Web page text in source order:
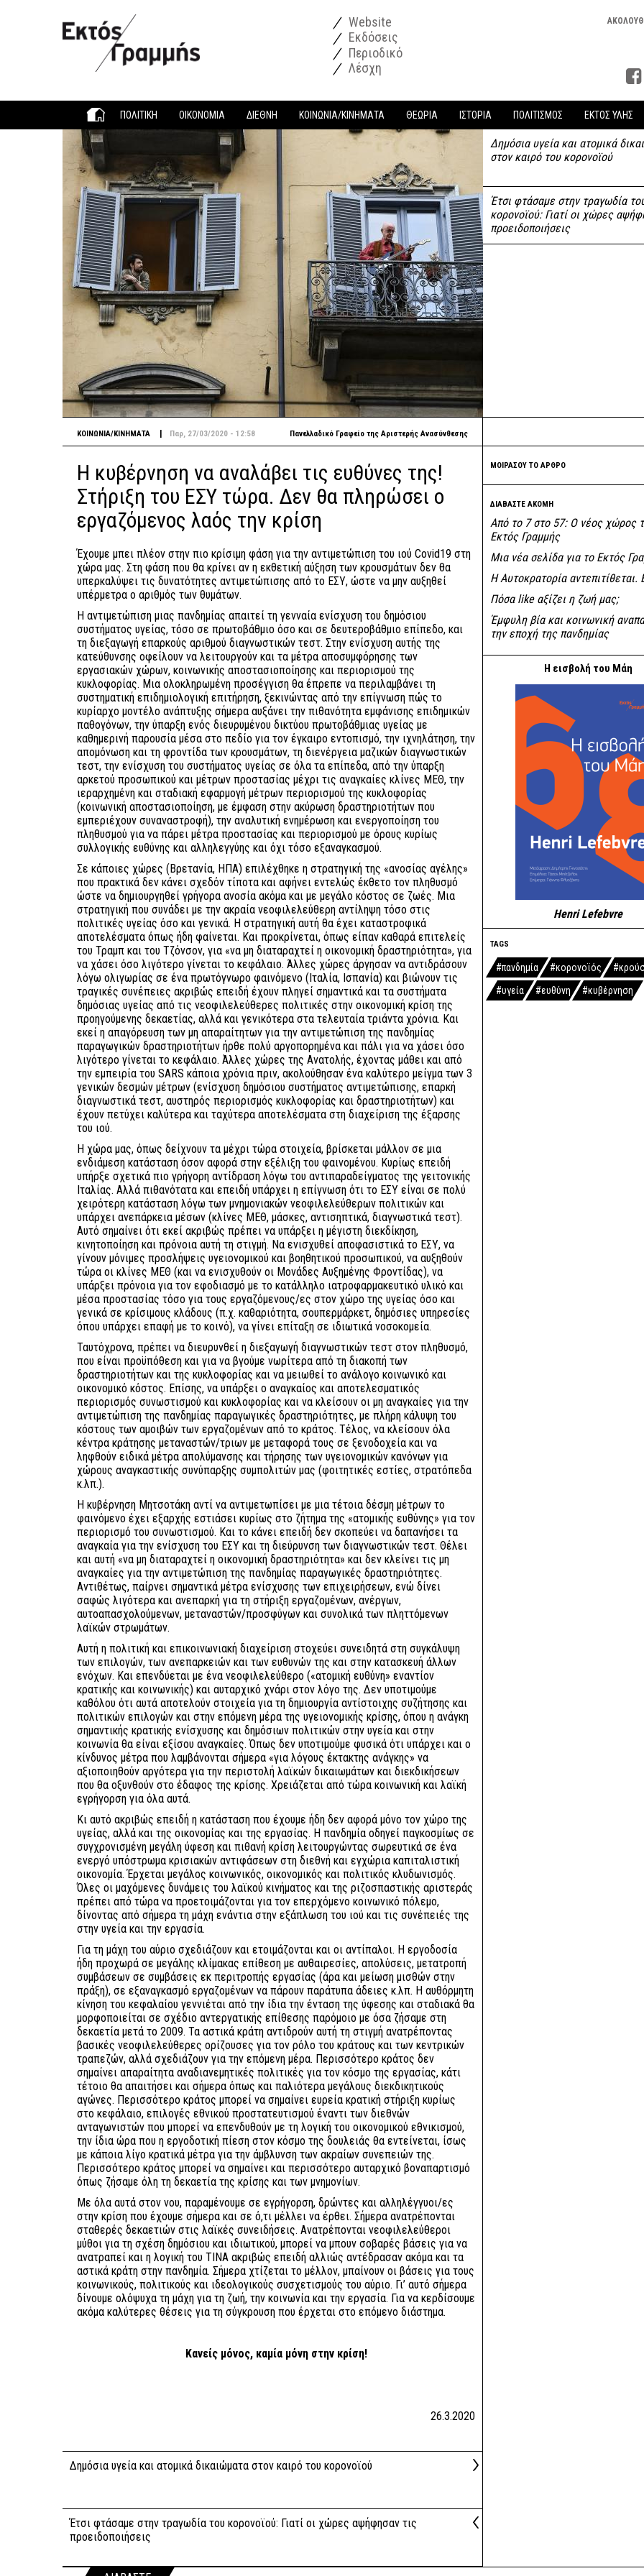
Website
Εκδόσεις
Περιοδικό
Λέσχη
ΠΟΛΙΤΙΚΗ ΟΙΚΟΝΟΜΙΑ ΔΙΕΘΝΗ ΚΟΙΝΩΝΙΑ/ΚΙΝΗΜΑΤΑ ΘΕΩΡΙΑ ΙΣΤΟΡΙΑ ΠΟΛΙΤΙΣΜΟΣ ΕΚΤΟΣ ΥΛΗΣ
Δημόσια υγεία και ατομικά
στον καιρό του κορονοϊού
Έτσι φτάσαμε στην τραγωδία
κορονοϊού: Γιατί οι χώρες
προειδοποιήσεις
ΚΟΙΝΩΝΙΑ/ΚΙΝΗΜΑΤΑ Παρ, 27/03/2020 - 12:58 Πανελλαδικό Γραφείο της Αριστερής Ανασύνθεσης
Η κυβέρνηση να αναλάβει τις ευθύνες της!
Στήριξη του ΕΣΥ τώρα. Δεν θα πληρώσει ο
εργαζόμενος λαός την κρίση
Έχουμε μπει πλέον στην πιο κρίσιμη φάση για την αντιμετώπιση του ιού Covid19 στη
χώρα μας. Στη φάση που θα κρίνει αν η εκθετική αύξηση των κρουσμάτων δεν θα
υπερκαλύψει τις δυνατότητες αντιμετώπισης από το ΕΣΥ, ώστε να μην αυξηθεί
υπέρμετρα ο αριθμός των θυμάτων.
Η αντιμετώπιση μιας πανδημίας απαιτεί τη γενναία ενίσχυση του δημόσιου
συστήματος υγείας, τόσο σε πρωτοβάθμιο όσο και σε δευτεροβάθμιο επίπεδο, και
τη διεξαγωγή επαρκούς αριθμού διαγνωστικών τεστ. Στην ενίσχυση αυτής της
κατεύθυνσης οφείλουν να λειτουργούν και τα μέτρα αποσυμφόρησης των
εργασιακών χώρων, κοινωνικής αποστασιοποίησης και περιορισμού της
κυκλοφορίας. Μια ολοκληρωμένη προσέγγιση θα έπρεπε να περιλαμβάνει τη
συστηματική επιδημιολογική επιτήρηση, ξεκινώντας από την επίγνωση πώς το
κυρίαρχο μοντέλο ανάπτυξης σήμερα αυξάνει την πιθανότητα εμφάνισης επιδημικών
παθογόνων, την ύπαρξη ενός διευρυμένου δικτύου πρωτοβάθμιας υγείας με
καθημερινή παρουσία μέσα στο πεδίο για τον έγκαιρο εντοπισμό, την ιχνηλάτηση, την
απομόνωση και τη φροντίδα των κρουσμάτων, τη διενέργεια μαζικών διαγνωστικών
τεστ, την ενίσχυση του συστήματος υγείας σε όλα τα επίπεδα, από την ύπαρξη
αρκετού προσωπικού και μέτρων προστασίας μέχρι τις αναγκαίες κλίνες ΜΕΘ, την
ιεραρχημένη και σταδιακή εφαρμογή μέτρων περιορισμού της κυκλοφορίας
(κοινωνική αποστασιοποίηση, με έμφαση στην ακύρωση δραστηριοτήτων που
εμπεριέχουν συναναστροφή), την αναλυτική ενημέρωση και ενεργοποίηση του
πληθυσμού για να πάρει μέτρα προστασίας και περιορισμού με όρους κυρίως
συλλογικής ευθύνης και αλληλεγγύης και όχι τόσο εξαναγκασμού.
Σε κάποιες χώρες (Βρετανία, ΗΠΑ) επιλέχθηκε η στρατηγική της «ανοσίας αγέλης»
που πρακτικά δεν κάνει σχεδόν τίποτα και αφήνει εντελώς έκθετο τον πληθυσμό
ώστε να δημιουργηθεί γρήγορα ανοσία ακόμα και με μεγάλο κόστος σε ζωές. Μια
στρατηγική που συνάδει με την ακραία νεοφιλελεύθερη αντίληψη τόσο στις
πολιτικές υγείας όσο και γενικά. Η στρατηγική αυτή θα έχει καταστροφικά
αποτελέσματα όπως ήδη φαίνεται. Και προκρίνεται, όπως είπαν καθαρά επιτελείς
του Τραμπ και του Τζόνσον, για «να μη διαταραχτεί η οικονομική δραστηριότητα», για
να χάσει όσο λιγότερο γίνεται το κεφάλαιο. Άλλες χώρες άργησαν να αντιδράσουν
λόγω ολιγωρίας σε ένα πρωτόγνωρο φαινόμενο (Ιταλία, Ισπανία) και βιώνουν τις
τραγικές συνέπειες ακριβώς επειδή έχουν πληγεί σημαντικά και τα συστήματα
δημόσιας υγείας από τις νεοφιλελεύθερες πολιτικές στην οικονομική κρίση της
προηγούμενης δεκαετίας, αλλά και γενικότερα στα τελευταία τριάντα χρόνια. Και
εκεί η απαγόρευση των μη απαραίτητων για την αντιμετώπιση της πανδημίας
παραγωγικών δραστηριοτήτων ήρθε πολύ αργοπορημένα και πάλι για να χάσει όσο
λιγότερο γίνεται το κεφάλαιο. Άλλες χώρες της Ανατολής, έχοντας μάθει και από
την εμπειρία του SARS κάποια χρόνια πριν, ακολούθησαν ένα καλύτερο μείγμα των 3
γενικών δεσμών μέτρων (ενίσχυση δημόσιου συστήματος αντιμετώπισης, επαρκή
διαγνωστικά τεστ, αυστηρός περιορισμός κυκλοφορίας και δραστηριοτήτων) και
έχουν πετύχει καλύτερα και ταχύτερα αποτελέσματα στη διαχείριση της έξαρσης
του ιού.
Η χώρα μας, όπως δείχνουν τα μέχρι τώρα στοιχεία, βρίσκεται μάλλον σε μια
ενδιάμεση κατάσταση όσον αφορά στην εξέλιξη του φαινομένου. Κυρίως επειδή
υπήρξε σχετικά πιο γρήγορη αντίδραση λόγω του αντιπαραδείγματος της γειτονικής
Ιταλίας. Αλλά πιθανότατα και επειδή υπάρχει η επίγνωση ότι το ΕΣΥ είναι σε πολύ
χειρότερη κατάσταση λόγω των μνημονιακών νεοφιλελεύθερων πολιτικών και
υπάρχει ανεπάρκεια μέσων (κλίνες ΜΕΘ, μάσκες, αντισηπτικά, διαγνωστικά τεστ).
Αυτό σημαίνει ότι εκεί ακριβώς πρέπει να υπάρξει η μέγιστη διεκδίκηση,
κινητοποίηση και πρόνοια αυτή τη στιγμή. Να ενισχυθεί αποφασιστικά το ΕΣΥ, να
γίνουν μόνιμες προσλήψεις υγειονομικού και βοηθητικού προσωπικού, να αυξηθούν
τώρα οι κλίνες ΜΕΘ (και να ενισχυθούν οι Μονάδες Αυξημένης Φροντίδας), να
υπάρξει πρόνοια για τον εφοδιασμό με το κατάλληλο ιατροφαρμακευτικό υλικό και
μέσα προστασίας τόσο για τους εργαζόμενους/ες στον χώρο της υγείας όσο και
γενικά σε κρίσιμους κλάδους (π.χ. καθαριότητα, σουπερμάρκετ, δημόσιες υπηρεσίες
όπου υπάρχει επαφή με το κοινό), να γίνει επίταξη σε ιδιωτικά νοσοκομεία.
Ταυτόχρονα, πρέπει να διευρυνθεί η διεξαγωγή διαγνωστικών τεστ στον πληθυσμό,
που είναι προϋπόθεση και για να βγούμε νωρίτερα από τη διακοπή των
δραστηριοτήτων και της κυκλοφορίας και να μειωθεί το ανάλογο κοινωνικό και
οικονομικό κόστος. Επίσης, να υπάρξει ο αναγκαίος και αποτελεσματικός
περιορισμός συνωστισμού και κυκλοφορίας και να κλείσουν οι μη αναγκαίες για την
αντιμετώπιση της πανδημίας παραγωγικές δραστηριότητες, με πλήρη κάλυψη του
κόστους των αμοιβών των εργαζομένων από το κράτος. Τέλος, να κλείσουν όλα
κέντρα κράτησης μεταναστών/τριων με μεταφορά τους σε ξενοδοχεία και να
ληφθούν ειδικά μέτρα απολύμανσης και τήρησης των υγειονομικών κανόνων για
χώρους αναγκαστικής συνύπαρξης συμπολιτών μας (φοιτητικές εστίες, στρατόπεδα
κ.λπ.).
Η κυβέρνηση Μητσοτάκη αντί να αντιμετωπίσει με μια τέτοια δέσμη μέτρων το
φαινόμενο έχει εξαρχής εστιάσει κυρίως στο ζήτημα της «ατομικής ευθύνης» για τον
περιορισμό του συνωστισμού. Και το κάνει επειδή δεν σκοπεύει να δαπανήσει τα
αναγκαία για την ενίσχυση του ΕΣΥ και τη διεύρυνση των διαγνωστικών τεστ. Θέλει
και αυτή «να μη διαταραχτεί η οικονομική δραστηριότητα» και δεν κλείνει τις μη
αναγκαίες για την αντιμετώπιση της πανδημίας παραγωγικές δραστηριότητες.
Αντιθέτως, παίρνει σημαντικά μέτρα ενίσχυσης των επιχειρήσεων, ενώ δίνει
σαφώς λιγότερα και ανεπαρκή για τη στήριξη εργαζομένων, ανέργων,
αυτοαπασχολούμενων, μεταναστών/προσφύγων και συνολικά των πληττόμενων
λαϊκών στρωμάτων.
Αυτή η πολιτική και επικοινωνιακή διαχείριση στοχεύει συνειδητά στη συγκάλυψη
των επιλογών, των ανεπαρκειών και των ευθυνών της και στην κατασκευή άλλων
ενόχων. Και επενδύεται με ένα νεοφιλελεύθερο («ατομική ευθύνη» εναντίον
κρατικής και κοινωνικής) και αυταρχικό χνάρι στον λόγο της. Δεν υποτιμούμε
καθόλου ότι αυτά αποτελούν στοιχεία για τη δημιουργία αντίστοιχης συζήτησης και
πολιτικών επιλογών και στην επόμενη μέρα της υγειονομικής κρίσης, όπου η ανάγκη
σημαντικής κρατικής ενίσχυσης και δημόσιων πολιτικών στην υγεία και στην
κοινωνία θα είναι εξίσου αναγκαίες. Όπως δεν υποτιμούμε φυσικά ότι υπάρχει και ο
κίνδυνος μέτρα που λαμβάνονται σήμερα «για λόγους έκτακτης ανάγκης» να
αξιοποιηθούν αργότερα για την περιστολή λαϊκών δικαιωμάτων και διεκδικήσεων
που θα οξυνθούν στο έδαφος της κρίσης. Χρειάζεται από τώρα κοινωνική και λαϊκή
εγρήγορση για όλα αυτά.
Κι αυτό ακριβώς επειδή η κατάσταση που έχουμε ήδη δεν αφορά μόνο τον χώρο της
υγείας, αλλά και της οικονομίας και της εργασίας. Η πανδημία οδηγεί παγκοσμίως σε
συγχρονισμένη μεγάλη ύφεση και πιθανή κρίση λειτουργώντας σωρευτικά σε ένα
ενεργό υπόστρωμα κρισιακών αντιφάσεων στη διεθνή και εγχώρια καπιταλιστική
οικονομία. Έρχεται μεγάλος κοινωνικός, οικονομικός και πολιτικός κλυδωνισμός.
Όλες οι μαχόμενες δυνάμεις του λαϊκού κινήματος και της ριζοσπαστικής αριστεράς
πρέπει από τώρα να προετοιμάζονται για τον επερχόμενο κοινωνικό πόλεμο,
δίνοντας από σήμερα τη μάχη ενάντια στην εξάπλωση του ιού και τις συνέπειές της
στην υγεία και την εργασία.
Για τη μάχη του αύριο σχεδιάζουν και ετοιμάζονται και οι αντίπαλοι. Η εργοδοσία
ήδη προχωρά σε μεγάλης κλίμακας επίθεση με αυθαιρεσίες, απολύσεις, μετατροπή
συμβάσεων σε συμβάσεις εκ περιτροπής εργασίας (άρα και μείωση μισθών στην
πράξη), σε εξαναγκασμό εργαζομένων να πάρουν παράτυπα άδειες κ.λπ. Η αυθόρμητη
κίνηση του κεφαλαίου γεννιέται από την ίδια την ένταση της ύφεσης και σταδιακά θα
μορφοποιείται σε σχέδιο αντεργατικής επίθεσης παρόμοιο με όσα ζήσαμε στη
δεκαετία μετά το 2009. Τα αστικά κράτη αντιδρούν αυτή τη στιγμή ανατρέποντας
βασικές νεοφιλελεύθερες ορίζουσες για τον ρόλο του κράτους και των κεντρικών
τραπεζών, αλλά σχεδιάζουν για την επόμενη μέρα. Περισσότερο κράτος δεν
σημαίνει απαραίτητα αναδιανεμητικές πολιτικές για τον κόσμο της εργασίας, κάτι
τέτοιο θα απαιτήσει και σήμερα όπως και παλιότερα μεγάλους διεκδικητικούς
αγώνες. Περισσότερο κράτος μπορεί να σημαίνει ευρεία κρατική στήριξη κυρίως
στο κεφάλαιο, επιλογές εθνικού προστατευτισμού έναντι των διεθνών
ανταγωνιστών που μπορεί να επενδυθούν με τη λογική του οικονομικού εθνικισμού,
την ίδια ώρα που η εργοδοτική πίεση στον κόσμο της δουλειάς θα εντείνεται, ίσως
με κάποια λίγο κρατικά μέτρα για την άμβλυνση των ακραίων συνεπειών της.
Περισσότερο κράτος μπορεί να σημαίνει και περισσότερο αυταρχικό βοναπαρτισμό
όπως ζήσαμε όλη τη δεκαετία της κρίσης και των μνημονίων.
Με όλα αυτά στον νου, παραμένουμε σε εγρήγορση, δρώντες και αλληλέγγυοι/ες
στην κρίση που έχουμε σήμερα και σε ό,τι μέλλει να έρθει. Σήμερα ανατρέπονται
σταθερές δεκαετιών στις λαϊκές συνειδήσεις. Ανατρέπονται νεοφιλελεύθεροι
μύθοι για τη σχέση δημόσιου και ιδιωτικού, μπορεί να μπουν σοβαρές βάσεις για να
ανατραπεί και η λογική του ΤΙΝΑ ακριβώς επειδή αλλιώς αντέδρασαν ακόμα και τα
αστικά κράτη στην πανδημία. Σήμερα χτίζεται το μέλλον, μπαίνουν οι βάσεις για τους
κοινωνικούς, πολιτικούς και ιδεολογικούς συσχετισμούς του αύριο. Γι’ αυτό σήμερα
δίνουμε ολόψυχα τη μάχη για τη ζωή, την κοινωνία και την εργασία. Για να κερδίσουμε
ακόμα καλύτερες θέσεις για τη σύγκρουση που έρχεται στο επόμενο διάστημα.
Κανείς μόνος, καμία μόνη στην κρίση!
26.3.2020
Δημόσια υγεία και ατομικά δικαιώματα στον καιρό του κορονοϊού
Έτσι φτάσαμε στην τραγωδία του κορονοϊού: Γιατί οι χώρες αψήφησαν τις
προειδοποιήσεις
ΜΟΙΡΑΣΟΥ ΤΟ ΑΡΘΡΟ
ΔΙΑΒΑΣΤΕ ΑΚΟΜΗ
Από το 7 στο 57: Ο νέος χώρος
Εκτός Γραμμής
Μια νέα σελίδα για το Εκτός
Η Αυτοκρατορία αντεπιτίθεται.
Πόσα like αξίζει η ζωή μας;
Έμφυλη βία και κοινωνική
την εποχή της πανδημίας
Η εισβολή του Μάη
Henri Lefebvre
TAGS
#πανδημία #κορονοϊός
#υγεία
#ευθύνη #κυβέρνηση